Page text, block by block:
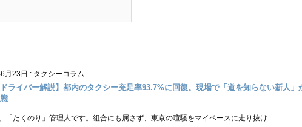
月23日 : タクシーコラム
ドライバー解説】都内のタクシー充足率93.7%に回復。現場で「道を知らない新人」
「たくのり」管理人です。組合にも属さず、東京の喧騒をマイペースに走り抜け ...